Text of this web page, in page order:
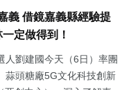
義 借鏡嘉義縣經驗提
定做得到！
人劉建國今天（6日）率團
蒜頭糖廠5G文化科技創新